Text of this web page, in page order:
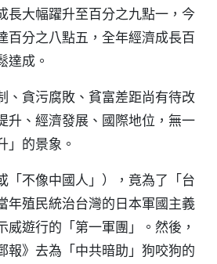
長大幅躍升至百分之九點一，今
百分之八點五，全年經濟成長百
達成。
、貪污腐敗、貧富差距尚有待改
升、經濟發展、國際地位，無一
」的景象。
「不像中國人」），竟為了「台
年殖民統治台灣的日本軍國主義
威遊行的「第一軍團」。然後，
報》去為「中共暗助」狗咬狗的